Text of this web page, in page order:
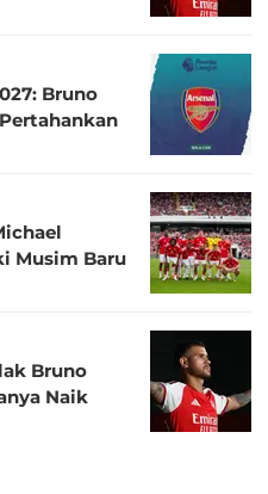
Bruno
Musim Baru
Bruno
Naik